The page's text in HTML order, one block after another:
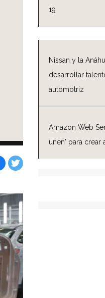
19
Nissan y la
desarrollar
automotriz
Amazon Web
unen' para crear